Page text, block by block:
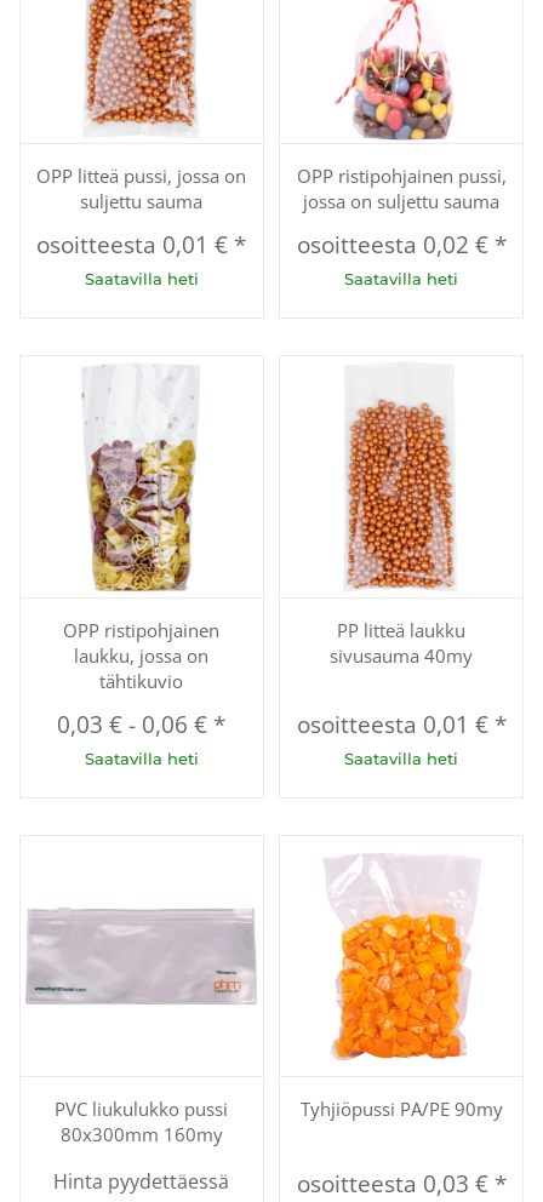
OPP litteä pussi, jossa on
suljettu sauma
osoitteesta 0,01 € *
Saatavilla heti
OPP ristipohjainen pussi,
jossa on suljettu sauma
osoitteesta 0,02 € *
Saatavilla heti
OPP ristipohjainen
laukku, jossa on
tähtikuvio
0,03 €- 0,06 € *
Saatavilla heti
PP litteä laukku
sivusauma 40my
osoitteesta 0,01 € *
Saatavilla heti
PVC liukulukko pussi
80x300mm 160my
Hinta pyydettäessä
Tyhjiöpussi PA/PE 90my
osoitteesta 0,03 € *